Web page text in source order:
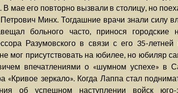
В мае его повторно вызвали в столицу, но
Петрович Минх. Тогдашние врачи знали силу
больного часто, принося городские
Разумовского в связи с его 35-летней
мог присутствовать на юбилее, но юбиляр
впечатлениями о «шумном успехе» в
«Кривое зеркало». Когда Лаппа стал
об успешном наступлении войск